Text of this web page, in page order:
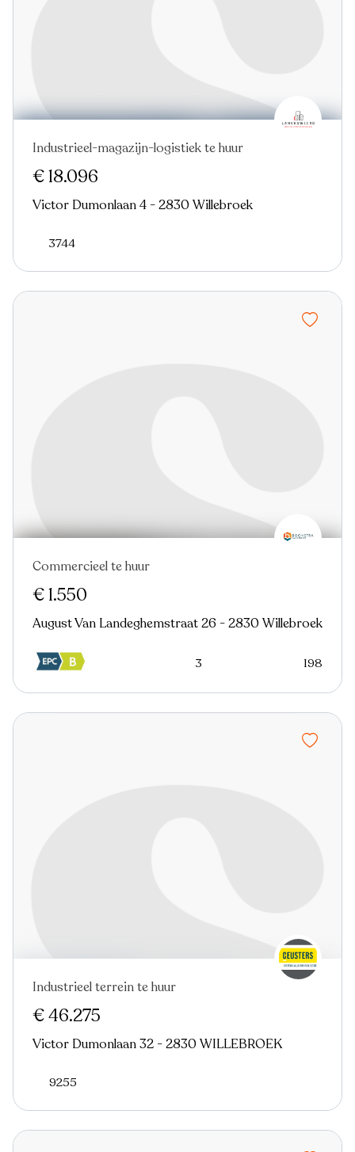
Industrieel-magazijn-logistiek te huur
€ 18.096
Victor Dumonlaan 4 - 2830 Willebroek
3744
Commercieel te huur
€ 1.550
August Van Landeghemstraat 26 - 2830 Willebroek
3 198
Industrieel terrein te huur
€ 46.275
Victor Dumonlaan 32 - 2830 WILLEBROEK
9255